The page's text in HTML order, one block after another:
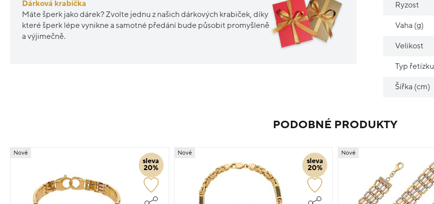
Dárková krabička
Máte šperk jako dárek? Zvolte jednu z našich dárkových krabiček, díky
které šperk lépe vynikne a samotné předání bude působit promyšleně
a výjimečně.
Ryzost
Vaha (g)
Velikost
Typ řetízku
Šířka (cm)
PODOBNÉ PRODUKTY
sleva
20%
Nové
sleva
20%
Nové Nové